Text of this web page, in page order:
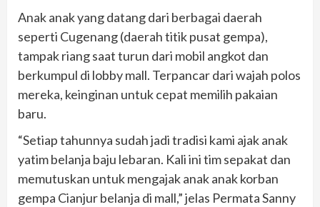
Anak anak yang datang dari berbagai daerah
seperti Cugenang (daerah titik pusat gempa),
tampak riang saat turun dari mobil angkot dan
berkumpul di lobby mall. Terpancar dari wajah polos
mereka, keinginan untuk cepat memilih pakaian
baru.
“Setiap tahunnya sudah jadi tradisi kami ajak anak
yatim belanja baju lebaran. Kali ini tim sepakat dan
memutuskan untuk mengajak anak anak korban
gempa Cianjur belanja di mall,” jelas Permata Sanny